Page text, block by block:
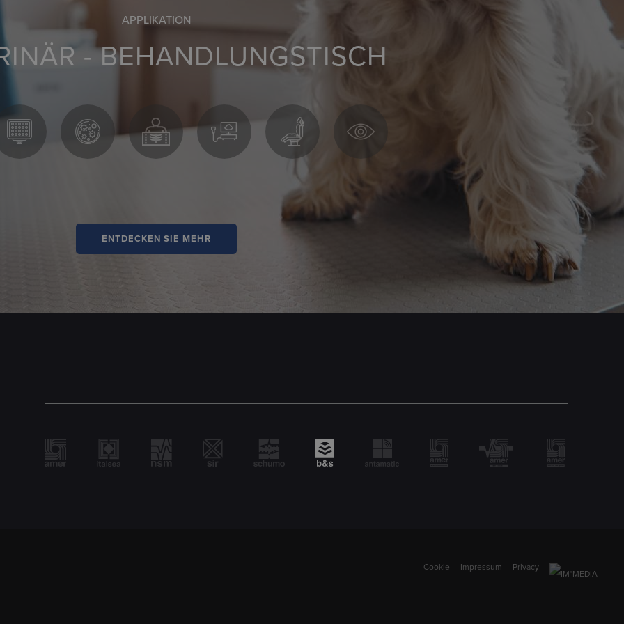
APPLIKATION
- BEHANDLUNGSTISCH
ENTDECKEN SIE MEHR
Cookie Impressum Privacy